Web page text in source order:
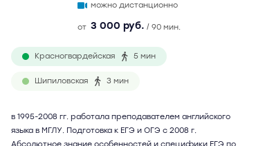
можно дистанционно
от 3 000 руб. / 90 мин.
Красногвардейская 5 мин
Шипиловская 3 мин
в 1995-2008 гг. работала преподавателем английского
языка в МГЛУ. Подготовка к ЕГЭ и ОГЭ с 2008 г.